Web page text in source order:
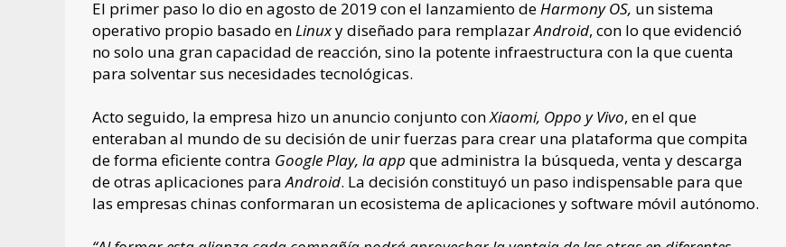
El primer paso lo dio en agosto de 2019 con el lanzamiento deHarmony OS, un sistema
operativo propio basado enLinuxy diseñado para remplazarAndroid, con lo que evidenció
no solo una gran capacidad de reacción, sino la potente infraestructura con la que cuenta
para solventar sus necesidades tecnológicas.
Acto seguido, la empresa hizo un anuncio conjunto conXiaomi, Oppo y Vivo, en el que
enteraban al mundo de su decisión de unir fuerzas para crear una plataforma que compita
de forma eficiente contra Google Play, la app que administra la búsqueda, venta y descarga
de otras aplicaciones paraAndroid. La decisión constituyó un paso indispensable para que
las empresas chinas conformaran un ecosistema de aplicaciones y software móvil autónomo.